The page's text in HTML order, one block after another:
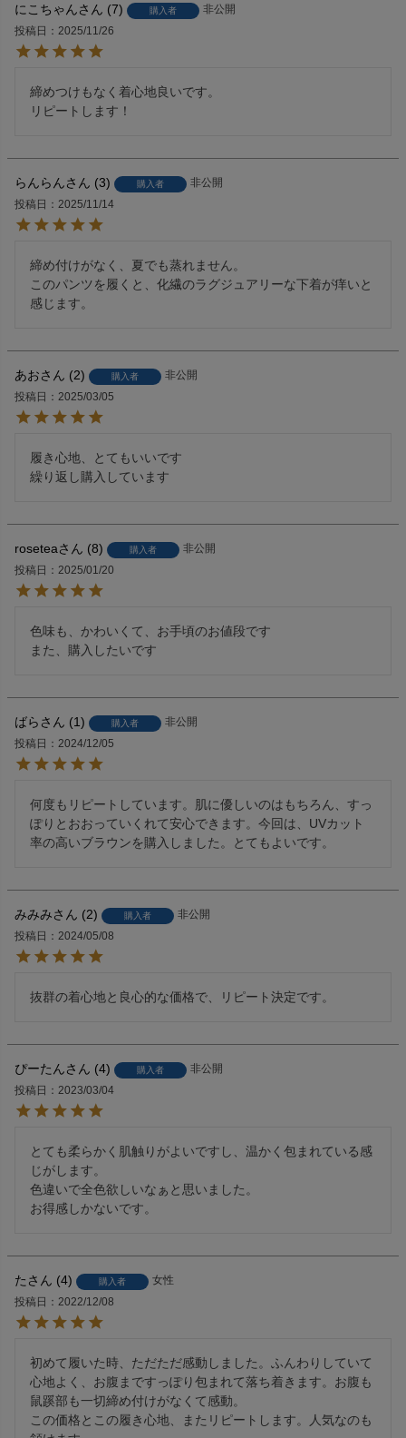
にこちゃん 7 購入者
非公開
投稿日
2025/11/26
締めつけもなく着心地良いです。
リピートします！
らんらん 3 購入者
非公開
投稿日
2025/11/14
締め付けがなく、夏でも蒸れません。
このパンツを履くと、化繊のラグジュアリーな下着が痒いと
感じます。
あお 2 購入者
非公開
投稿日
2025/03/05
履き心地、とてもいいです
繰り返し購入しています
rosetea 8 購入者
非公開
投稿日
2025/01/20
色味も、かわいくて、お手頃のお値段です
また、購入したいです
ばら 1 購入者
非公開
投稿日
2024/12/05
何度もリピートしています。肌に優しいのはもちろん、すっ
ぽりとおおっていくれて安心できます。今回は、UVカット
率の高いブラウンを購入しました。とてもよいです。
みみみ 2 購入者
非公開
投稿日
2024/05/08
抜群の着心地と良心的な価格で、リピート決定です。
ぴーたん 4 購入者
非公開
投稿日
2023/03/04
とても柔らかく肌触りがよいですし、温かく包まれている感
じがします。
色違いで全色欲しいなぁと思いました。
お得感しかないです。
た 4 購入者
女性
投稿日
2022/12/08
初めて履いた時、ただただ感動しました。ふんわりしていて
心地よく、お腹まですっぽり包まれて落ち着きます。お腹も
鼠蹊部も一切締め付けがなくて感動。
この価格とこの履き心地、またリピートします。人気なのも